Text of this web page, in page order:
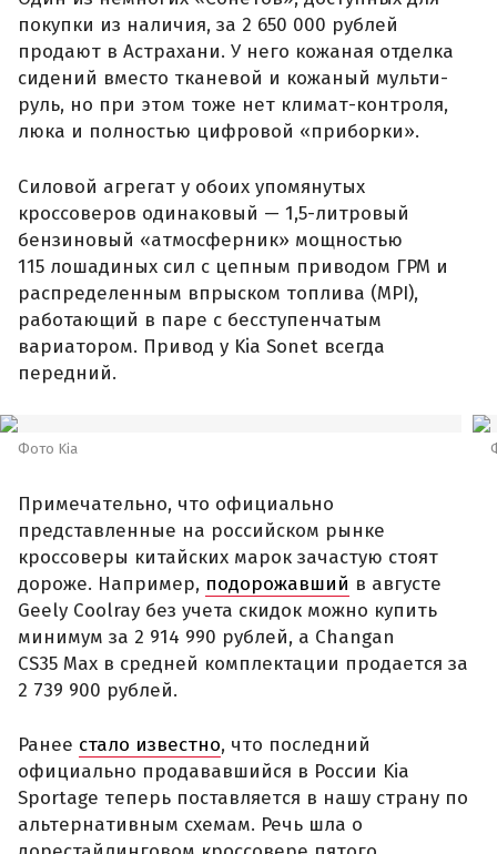
покупки из наличия, за 2 650 000 рублей
продают в Астрахани. У него кожаная отделка
сидений вместо тканевой и кожаный мульти-
руль, но при этом тоже нет климат-контроля,
люка и полностью цифровой «приборки».
Силовой агрегат у обоих упомянутых
кроссоверов одинаковый — 1,5-литровый
бензиновый «атмосферник» мощностью
115 лошадиных сил с цепным приводом ГРМ и
распределенным впрыском топлива (MPI),
работающий в паре с бесступенчатым
вариатором. Привод у Kia Sonet всегда
передний.
Фото Kia
Примечательно, что официально
представленные на российском рынке
кроссоверы китайских марок зачастую стоят
дороже. Например, подорожавший в августе
Geely Coolray без учета скидок можно купить
минимум за 2 914 990 рублей, а Changan
CS35 Max в средней комплектации продается за
2 739 900 рублей.
Ранее стало известно, что последний
официально продававшийся в России Kia
Sportage теперь поставляется в нашу страну по
альтернативным схемам. Речь шла о